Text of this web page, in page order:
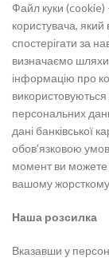
Файл куки (cookie)
користувача,
спостерігати за
визначаємо шляхи
інформацію про
персональних
дані банківської
обов’язковою
момент ви можете
вашому
Наша розсилка
Вказавши у